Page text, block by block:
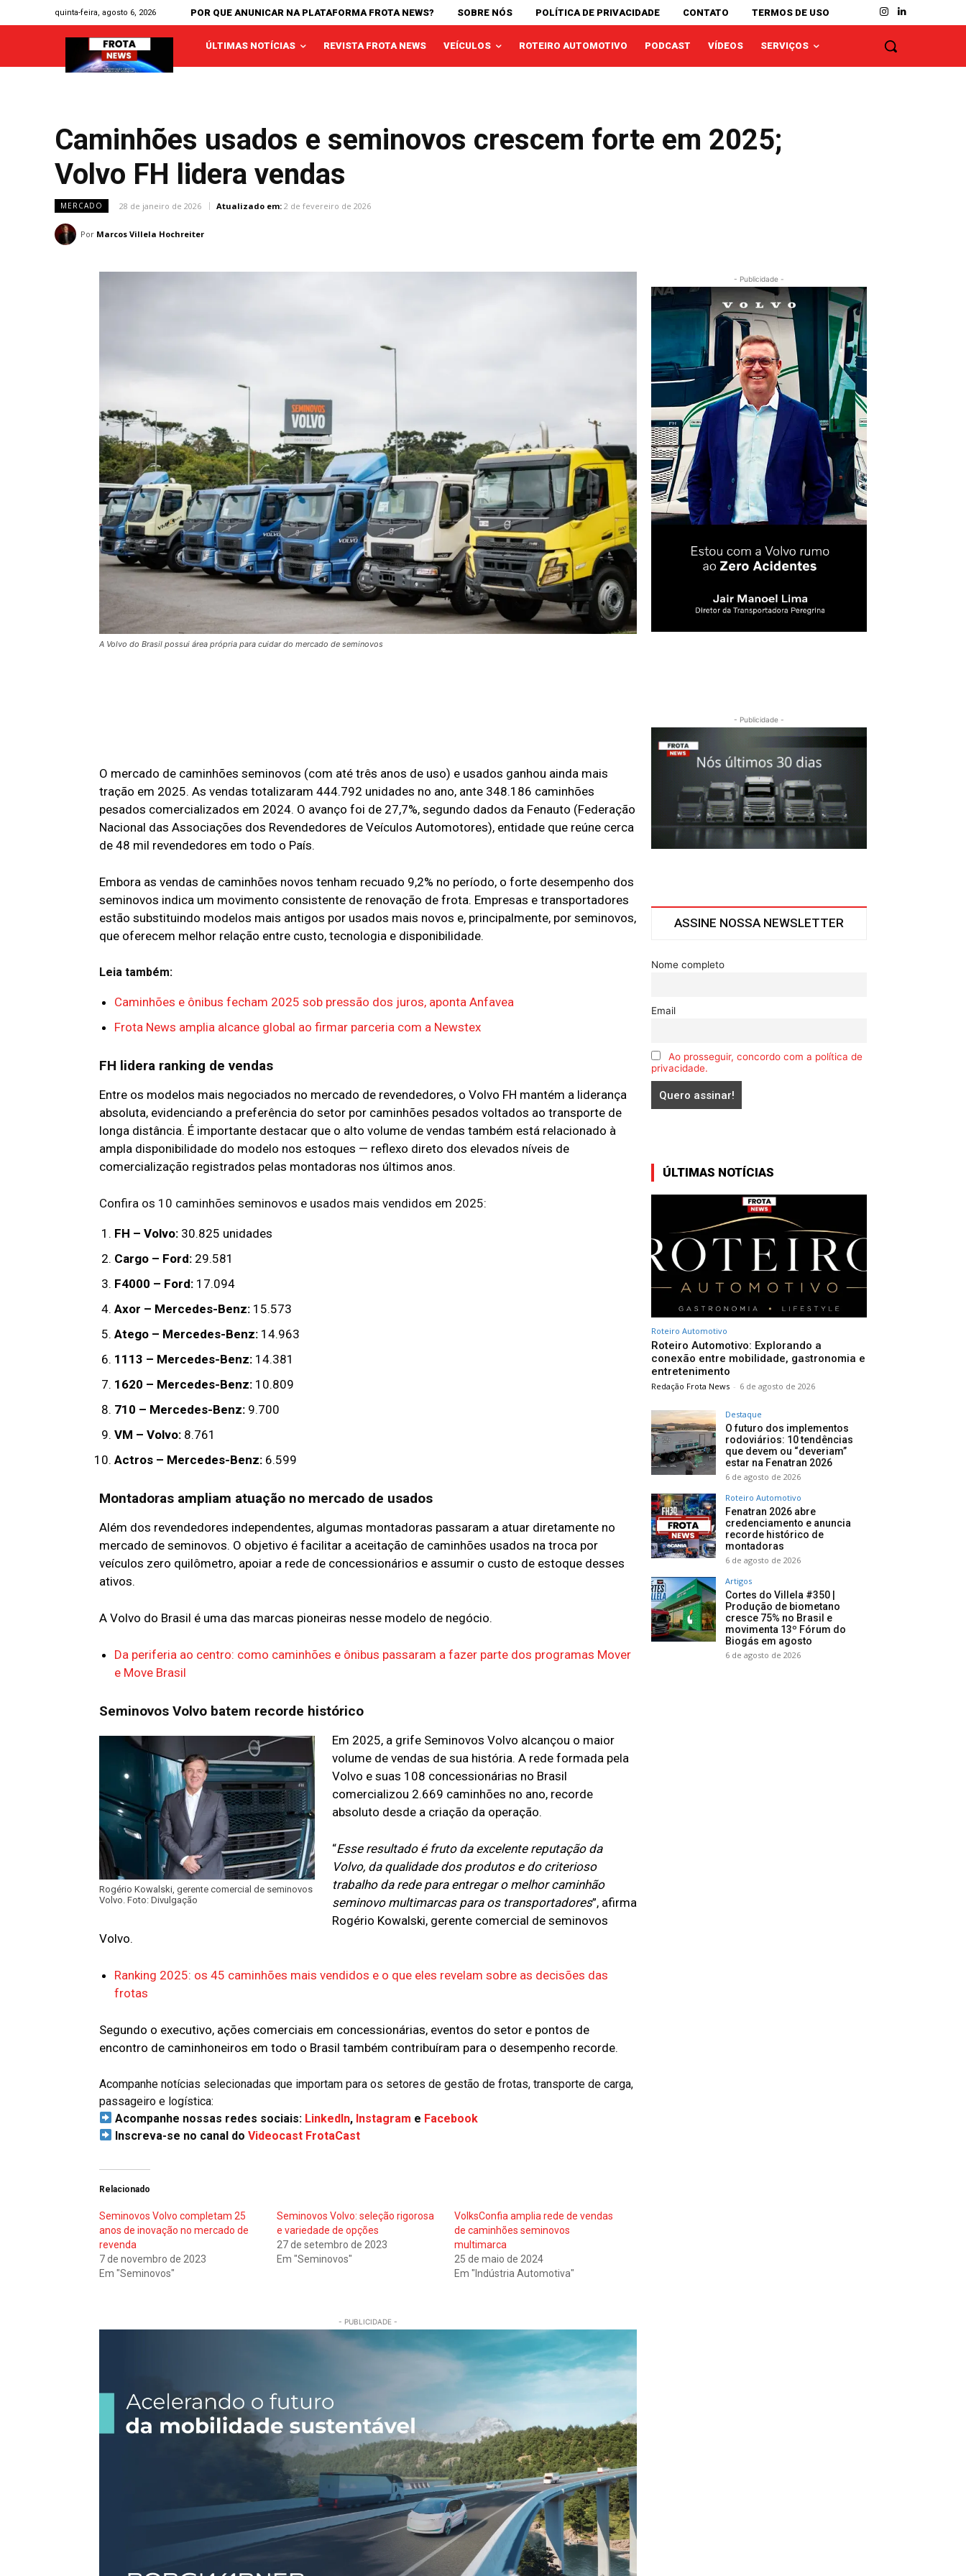
quinta-feira, agosto 6, 2026 POR QUE ANUNICAR NA PLATAFORMA FROTA NEWS? SOBRE NÓS POLÍTICA DE PRIVACIDADE CONTATO TERMOS DE USO
ÚLTIMAS NOTÍCIAS REVISTA FROTA NEWS VEÍCULOS ROTEIRO AUTOMOTIVO PODCAST VÍDEOS SERVIÇOS
Caminhões usados e seminovos crescem forte em 2025;
Volvo FH lidera vendas
MERCADO 28 de janeiro de 2026 Atualizado em: 2 de fevereiro de 2026
Por Marcos Villela Hochreiter
A Volvo do Brasil possui área própria para cuidar do mercado de seminovos
O mercado de caminhões seminovos (com até três anos de uso) e usados ganhou ainda mais
tração em 2025. As vendas totalizaram 444.792 unidades no ano, ante 348.186 caminhões
pesados comercializados em 2024. O avanço foi de 27,7%, segundo dados da Fenauto (Federação
Nacional das Associações dos Revendedores de Veículos Automotores), entidade que reúne cerca
de 48 mil revendedores em todo o País.
Embora as vendas de caminhões novos tenham recuado 9,2% no período, o forte desempenho dos
seminovos indica um movimento consistente de renovação de frota. Empresas e transportadores
estão substituindo modelos mais antigos por usados mais novos e, principalmente, por seminovos,
que oferecem melhor relação entre custo, tecnologia e disponibilidade.
Leia também:
Caminhões e ônibus fecham 2025 sob pressão dos juros, aponta Anfavea
Frota News amplia alcance global ao firmar parceria com a Newstex
FH lidera ranking de vendas
Entre os modelos mais negociados no mercado de revendedores, o Volvo FH mantém a liderança
absoluta, evidenciando a preferência do setor por caminhões pesados voltados ao transporte de
longa distância. É importante destacar que o alto volume de vendas também está relacionado à
ampla disponibilidade do modelo nos estoques — reflexo direto dos elevados níveis de
comercialização registrados pelas montadoras nos últimos anos.
Confira os 10 caminhões seminovos e usados mais vendidos em 2025:
FH – Volvo: 30.825 unidades
Cargo – Ford: 29.581
F4000 – Ford: 17.094
Axor – Mercedes-Benz: 15.573
Atego – Mercedes-Benz: 14.963
1113 – Mercedes-Benz: 14.381
1620 – Mercedes-Benz: 10.809
710 – Mercedes-Benz: 9.700
VM – Volvo: 8.761
Actros – Mercedes-Benz: 6.599
Montadoras ampliam atuação no mercado de usados
Além dos revendedores independentes, algumas montadoras passaram a atuar diretamente no
mercado de seminovos. O objetivo é facilitar a aceitação de caminhões usados na troca por
veículos zero quilômetro, apoiar a rede de concessionários e assumir o custo de estoque desses
ativos.
A Volvo do Brasil é uma das marcas pioneiras nesse modelo de negócio.
Da periferia ao centro: como caminhões e ônibus passaram a fazer parte dos programas Mover
e Move Brasil
Seminovos Volvo batem recorde histórico
Rogério Kowalski, gerente comercial de seminovos
Volvo. Foto: Divulgação
Em 2025, a grife Seminovos Volvo alcançou o maior
volume de vendas de sua história. A rede formada pela
Volvo e suas 108 concessionárias no Brasil
comercializou 2.669 caminhões no ano, recorde
absoluto desde a criação da operação.
“Esse resultado é fruto da excelente reputação da
Volvo, da qualidade dos produtos e do criterioso
trabalho da rede para entregar o melhor caminhão
seminovo multimarcas para os transportadores”, afirma
Rogério Kowalski, gerente comercial de seminovos
Volvo.
Ranking 2025: os 45 caminhões mais vendidos e o que eles revelam sobre as decisões das
frotas
Segundo o executivo, ações comerciais em concessionárias, eventos do setor e pontos de
encontro de caminhoneiros em todo o Brasil também contribuíram para o desempenho recorde.
Acompanhe notícias selecionadas que importam para os setores de gestão de frotas, transporte de carga,
passageiro e logística:
Acompanhe nossas redes sociais: LinkedIn, Instagram e Facebook
Inscreva-se no canal doVideocast FrotaCast
Relacionado
Seminovos Volvo completam 25
anos de inovação no mercado de
revenda
7 de novembro de 2023
Em "Seminovos"
Seminovos Volvo: seleção rigorosa
e variedade de opções
27 de setembro de 2023
Em "Seminovos"
VolksConfia amplia rede de vendas
de caminhões seminovos
multimarca
25 de maio de 2024
Em "Indústria Automotiva"
- PUBLICIDADE -
- Publicidade -
- Publicidade -
ASSINE NOSSA NEWSLETTER
Nome completo
Email
Ao prosseguir, concordo com a política de
privacidade.
ÚLTIMAS NOTÍCIAS
Roteiro Automotivo
Roteiro Automotivo: Explorando a
conexão entre mobilidade, gastronomia e
entretenimento
Redação Frota News - 6 de agosto de 2026
Destaque
O futuro dos implementos
rodoviários: 10 tendências
que devem ou “deveriam”
estar na Fenatran 2026
6 de agosto de 2026
Roteiro Automotivo
Fenatran 2026 abre
credenciamento e anuncia
recorde histórico de
montadoras
6 de agosto de 2026
Artigos
Cortes do Villela #350 |
Produção de biometano
cresce 75% no Brasil e
movimenta 13º Fórum do
Biogás em agosto
6 de agosto de 2026